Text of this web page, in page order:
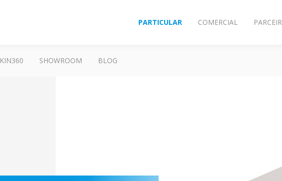
PARTICULAR COMERCIAL
SHOWROOM BLOG